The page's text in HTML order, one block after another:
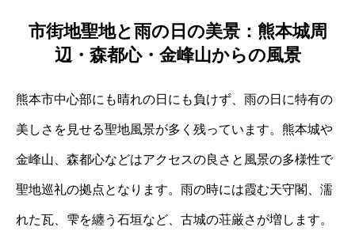
市街地聖地と雨の日の美景：熊本城周
辺・森都心・金峰山からの風景
熊本市中心部にも晴れの日にも負けず、雨の日に特有の
美しさを見せる聖地風景が多く残っています。熊本城や
金峰山、森都心などはアクセスの良さと風景の多様性で
聖地巡礼の拠点となります。雨の時には霞む天守閣、濡
れた瓦、雫を纏う石垣など、古城の荘厳さが増します。